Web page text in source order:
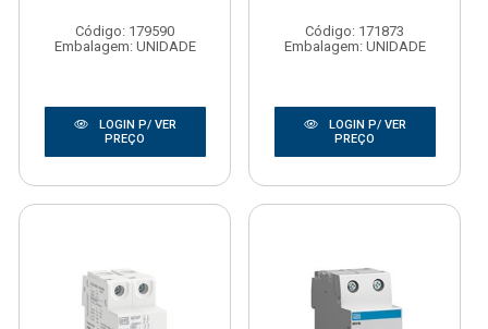
Código: 179590
Embalagem: UNIDADE
LOGIN P/ VER
PREÇO
Código: 171873
Embalagem: UNIDADE
LOGIN P/ VER
PREÇO